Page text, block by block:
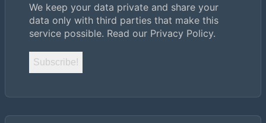
We keep your data private and share your
data only with third parties that make this
service possible. Read our Privacy Policy.